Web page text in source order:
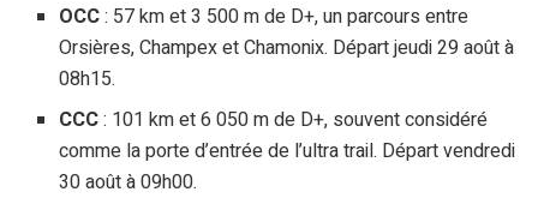
OCC: 57 km et 3 500 m de D+, un parcours entre
Orsières, Champex et Chamonix. Départ jeudi 29 août à
08h15.
CCC: 101 km et 6 050 m de D+, souvent considéré
comme la porte d’entrée de l’ultra trail. Départ vendredi
30 août à 09h00.